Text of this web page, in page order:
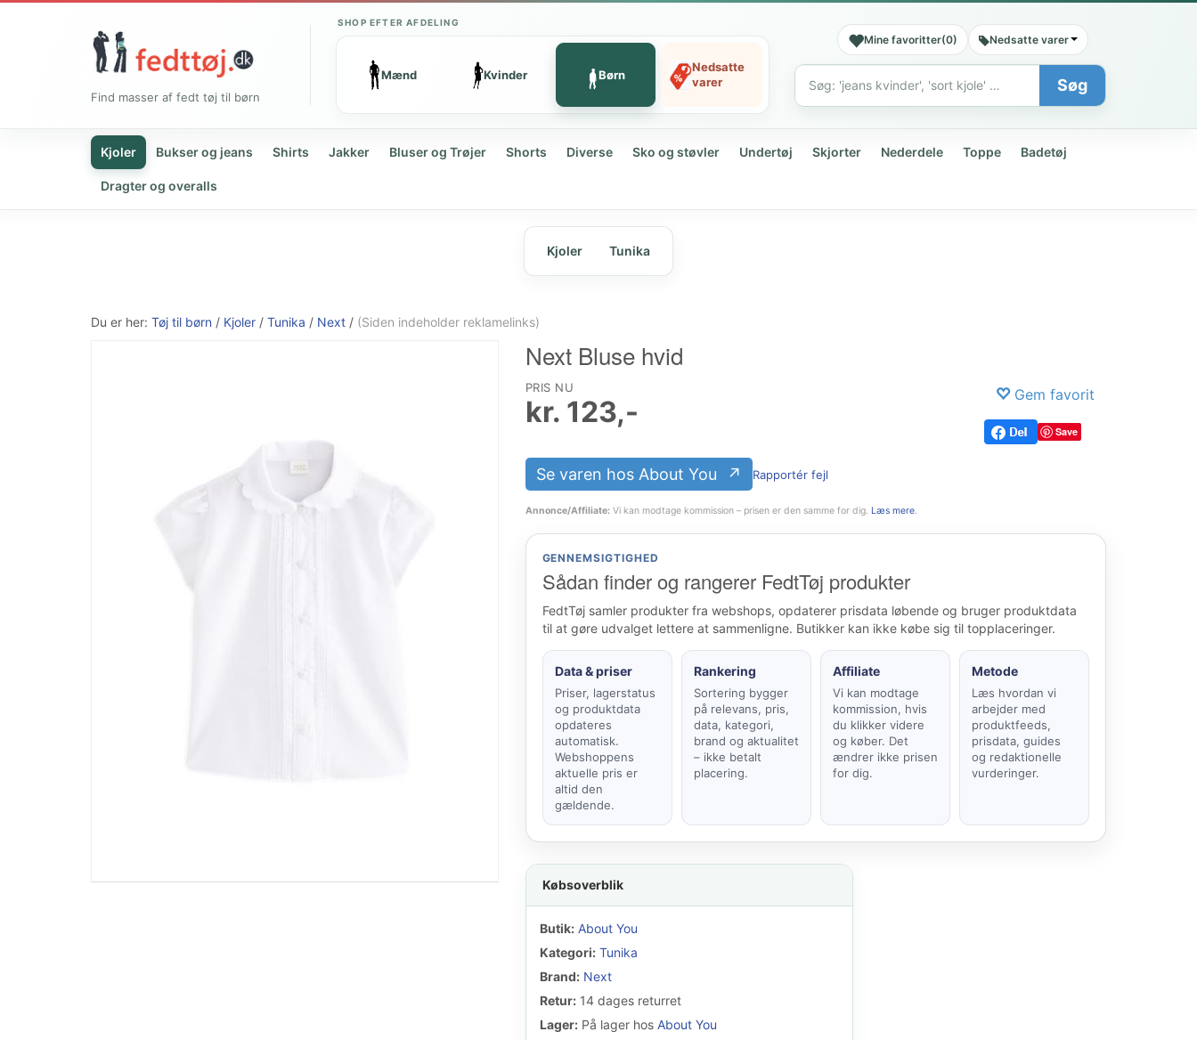
Find masser af fedt tøj til børn
SHOP EFTER AFDELING
Mænd Kvinder Børn
Nedsatte
varer
Mine favoritter(0) Nedsatte varer
Søg
Søg
Kjoler Bukser og jeans Shirts Jakker Bluser og Trøjer Shorts Diverse Sko og støvler Undertøj Skjorter Nederdele Toppe Badetøj
Dragter og overalls
Kjoler Tunika
Du er her: Tøj til børn / Kjoler / Tunika / Next / (Siden indeholder reklamelinks)
Next Bluse hvid
PRIS NU
kr. 123,- Gem favorit
Save
Se varen hos About You Rapportér fejl
Annonce/Affiliate:Vi kan modtage kommission – prisen er den samme for dig. Læs mere.
GENNEMSIGTIGHED
Sådan finder og rangerer FedtTøj produkter
FedtTøj samler produkter fra webshops, opdaterer prisdata løbende og bruger produktdata
til at gøre udvalget lettere at sammenligne. Butikker kan ikke købe sig til topplaceringer.
Data & priser
Priser, lagerstatus
og produktdata
opdateres
automatisk.
Webshoppens
aktuelle pris er
altid den
gældende.
Rankering
Sortering bygger
på relevans, pris,
data, kategori,
brand og aktualitet
– ikke betalt
placering.
Affiliate
Vi kan modtage
kommission, hvis
du klikker videre
og køber. Det
ændrer ikke prisen
for dig.
Metode
Læs hvordan vi
arbejder med
produktfeeds,
prisdata, guides
og redaktionelle
vurderinger.
Købsoverblik
Butik: About You
Kategori: Tunika
Brand: Next
Retur:14 dages returret
Lager:På lager hos About You